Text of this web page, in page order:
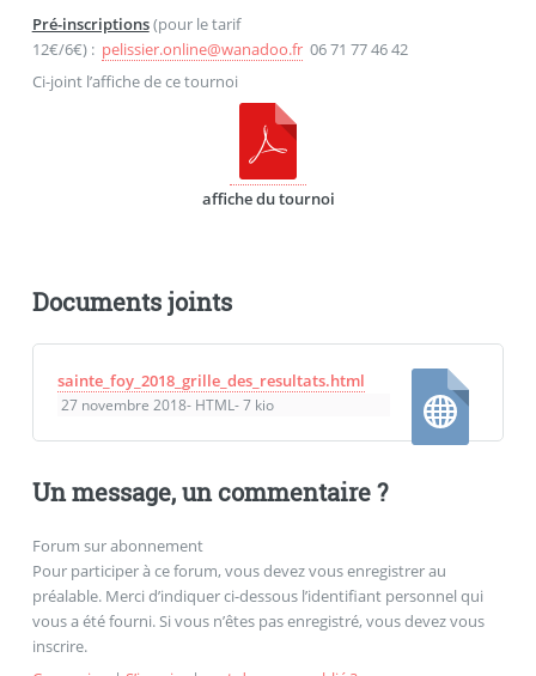
Pré-inscriptions(pour le tarif
12€/6€) : pelissier.online@wanadoo.fr06 71 77 46 42
Ci-joint l’affiche de ce tournoi
affiche du tournoi
Documents joints
sainte_foy_2018_grille_des_resultats.html
27 novembre 2018- HTML-7 kio
Un message, un commentaire ?
Forum sur abonnement
Pour participer à ce forum, vous devez vous enregistrer au
préalable. Merci d’indiquer ci-dessous l’identifiant personnel qui
vous a été fourni. Si vous n’êtes pas enregistré, vous devez vous
inscrire.